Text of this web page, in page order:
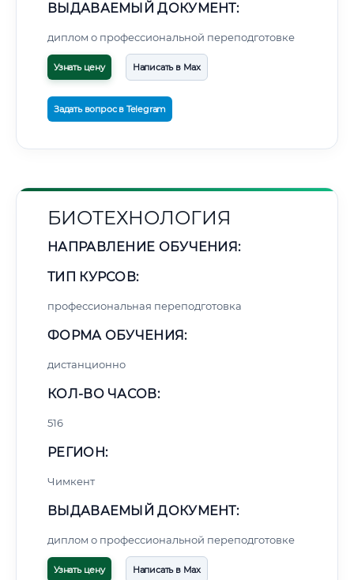
ВЫДАВАЕМЫЙ ДОКУМЕНТ:
диплом о профессиональной переподготовке
Узнать цену Написать в Max
Задать вопрос в Telegram
БИОТЕХНОЛОГИЯ
НАПРАВЛЕНИЕ ОБУЧЕНИЯ:
ТИП КУРСОВ:
профессиональная переподготовка
ФОРМА ОБУЧЕНИЯ:
дистанционно
КОЛ-ВО ЧАСОВ:
516
РЕГИОН:
Чимкент
ВЫДАВАЕМЫЙ ДОКУМЕНТ:
диплом о профессиональной переподготовке
Узнать цену Написать в Max